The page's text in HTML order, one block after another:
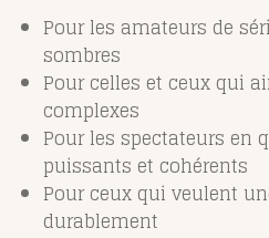
Pour les amateurs de
sombres
Pour celles et ceux qui
complexes
Pour les spectateurs en
puissants et cohérents
Pour ceux qui veulent
durablement